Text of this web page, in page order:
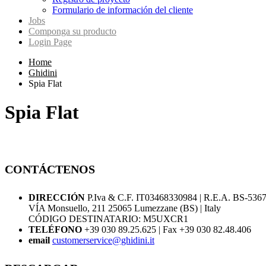
Formulario de información del cliente
Jobs
Componga su producto
Login Page
Home
Ghidini
Spia Flat
Spia Flat
CONTÁCTENOS
DIRECCIÓN P.Iva & C.F. IT03468330984 | R.E.A. BS-
VÍA Monsuello, 211 25065 Lumezzane (BS) | Italy
CÓDIGO DESTINATARIO: M5UXCR1
TELÉFONO +39 030 89.25.625 | Fax +39 030 82.48.406
email customerservice@ghidini.it